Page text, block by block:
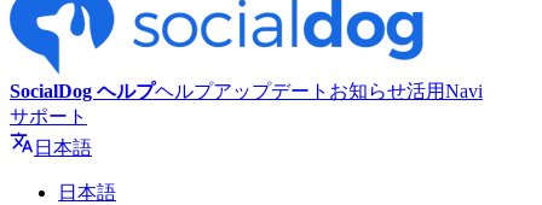
SocialDog ヘルプヘルプアップデート お知らせ活用Navi
サポート
日本語
日本語